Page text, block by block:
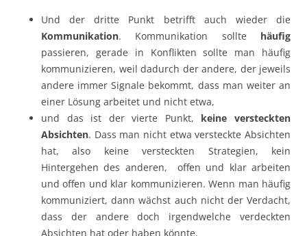
Und der dritte Punkt betrifft auch wieder die
Kommunikation. Kommunikation sollte häufig
passieren, gerade in Konflikten sollte man häufig
kommunizieren, weil dadurch der andere, der jeweils
andere immer Signale bekommt, dass man weiter an
einer Lösung arbeitet und nicht etwa,
und das ist der vierte Punkt, keine versteckten
Absichten. Dass man nicht etwa versteckte Absichten
hat, also keine versteckten Strategien, kein
Hintergehen des anderen, offen und klar arbeiten
und offen und klar kommunizieren. Wenn man häufig
kommuniziert, dann wächst auch nicht der Verdacht,
dass der andere doch irgendwelche verdeckten
Absichten hat oder haben könnte.